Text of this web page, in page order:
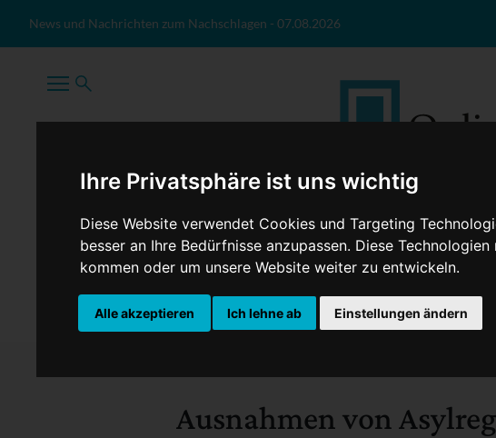
Ihre Privatsphäre ist uns wichtig
Diese Website verwendet Cookies und Targeting
besser an Ihre Bedürfnisse anzupassen. Diese
kommen oder um unsere Website weiter zu entwickeln.
Alle akzeptieren Ich lehne ab Einstellungen ändern
News und Nachrichten zum Nachschlagen - 07.08.2026
TopNews Politik Sport Wirtschaft Firmennews Gesellschaft
Ausnahmen von